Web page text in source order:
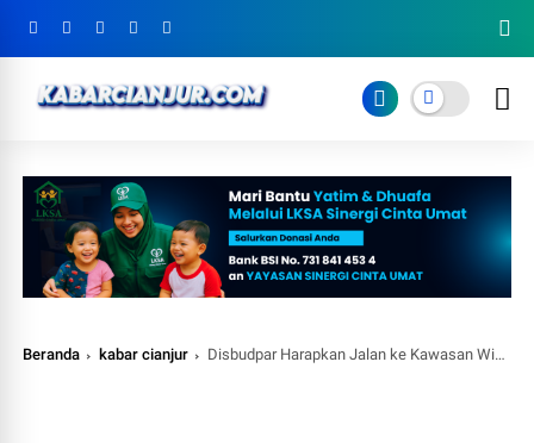
Beranda kabar cianjur Disbudpar Harapkan Jalan ke Kawasan Wisata Diperbaiki